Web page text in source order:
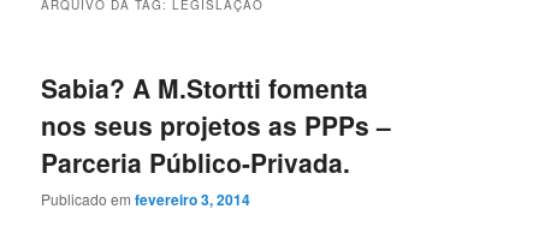
ARQUIVO DA TAG:LEGISLAÇÃO
Sabia? A M.Stortti fomenta
nos seus projetos as PPPs –
Parceria Público-Privada.
Publicado emfevereiro 3, 2014